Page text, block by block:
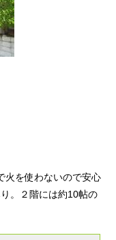
火を使わないので安心
。２階には約10帖の